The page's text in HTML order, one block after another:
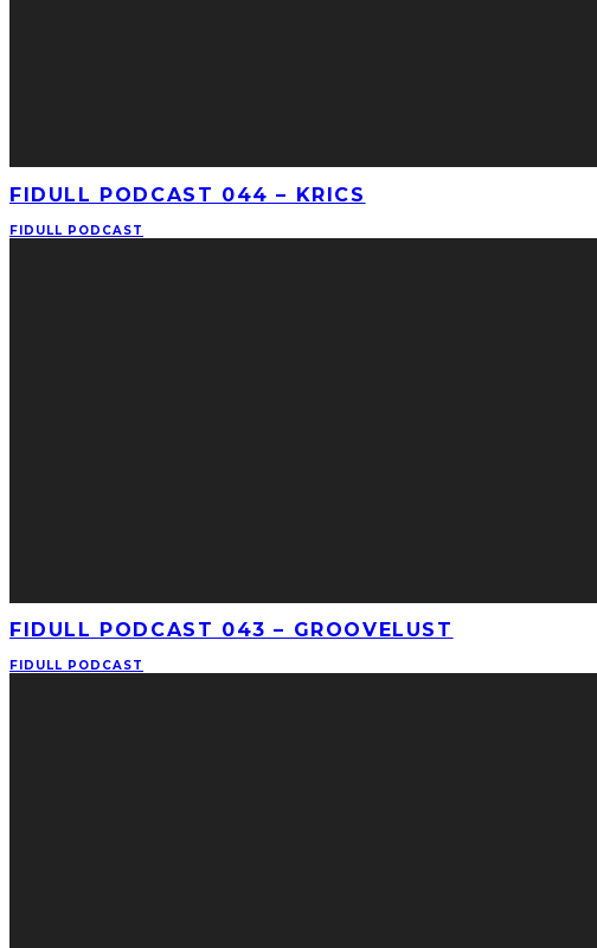
FIDULL PODCAST 044 – KRICS
FIDULL PODCAST
FIDULL PODCAST 043 – GROOVELUST
FIDULL PODCAST